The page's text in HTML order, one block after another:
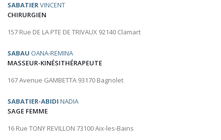
SABATIERVINCENT
CHIRURGIEN
157 Rue DE LA PTE DE TRIVAUX 92140 Clamart
SABAU OANA-REMINA
MASSEUR-KINÉSITHÉRAPEUTE
167 Avenue GAMBETTA 93170 Bagnolet
SABATIER-ABIDI NADIA
SAGE FEMME
16 Rue TONY REVILLON 73100 Aix-les-Bains